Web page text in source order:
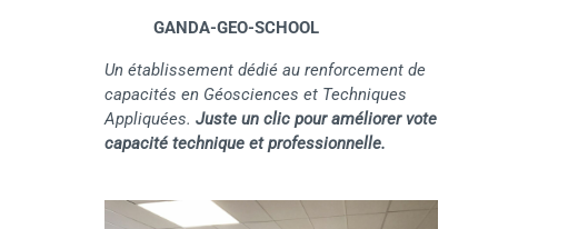
GANDA-GEO-SCHOOL
Un établissement dédié au renforcement de
capacités en Géosciences et Techniques
Appliquées. Juste un clic pour améliorer vote
capacité technique et professionnelle.